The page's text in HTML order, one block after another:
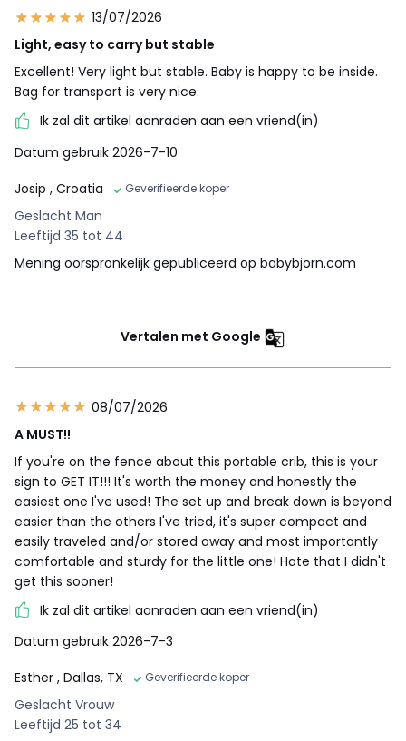
13/07/2026
Light, easy to carry but stable
Excellent! Very light but stable. Baby is happy to be inside.
Bag for transport is very nice.
Ik zal dit artikel aanraden aan een vriend(in)
Datum gebruik 2026-7-10
Josip , Croatia Geverifieerde koper
Geslacht Man
Leeftijd 35 tot 44
Mening oorspronkelijk gepubliceerd op babybjorn.com
Vertalen met Google
08/07/2026
A MUST!!
If you're on the fence about this portable crib, this is your
sign to GET IT!!! It's worth the money and honestly the
easiest one I've used! The set up and break down is beyond
easier than the others I've tried, it's super compact and
easily traveled and/or stored away and most importantly
comfortable and sturdy for the little one! Hate that I didn't
get this sooner!
Ik zal dit artikel aanraden aan een vriend(in)
Datum gebruik 2026-7-3
Esther , Dallas, TX Geverifieerde koper
Geslacht Vrouw
Leeftijd 25 tot 34